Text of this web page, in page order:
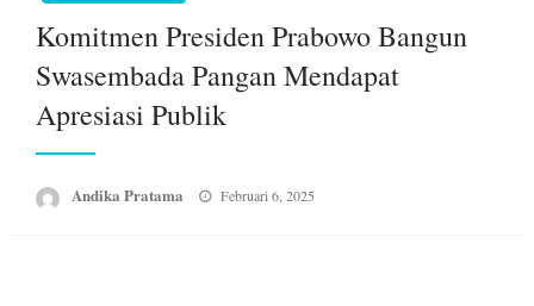
Komitmen Presiden Prabowo Bangun
Swasembada Pangan Mendapat
Apresiasi Publik
Andika Pratama
Posted
Februari 6, 2025